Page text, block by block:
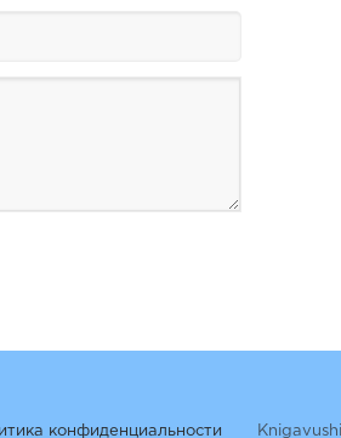
конфиденциальности